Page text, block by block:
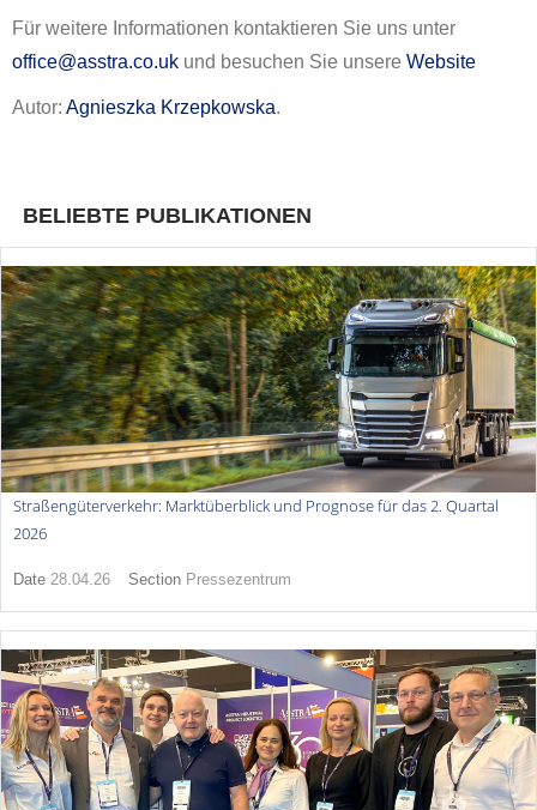
Für weitere Informationen kontaktieren Sie uns unter
office@asstra.co.uk und besuchen Sie unsere Website
Autor: Agnieszka Krzepkowska.
BELIEBTE PUBLIKATIONEN
Straßengüterverkehr: Marktüberblick und Prognose für das 2. Quartal
2026
Date 28.04.26 Section Pressezentrum